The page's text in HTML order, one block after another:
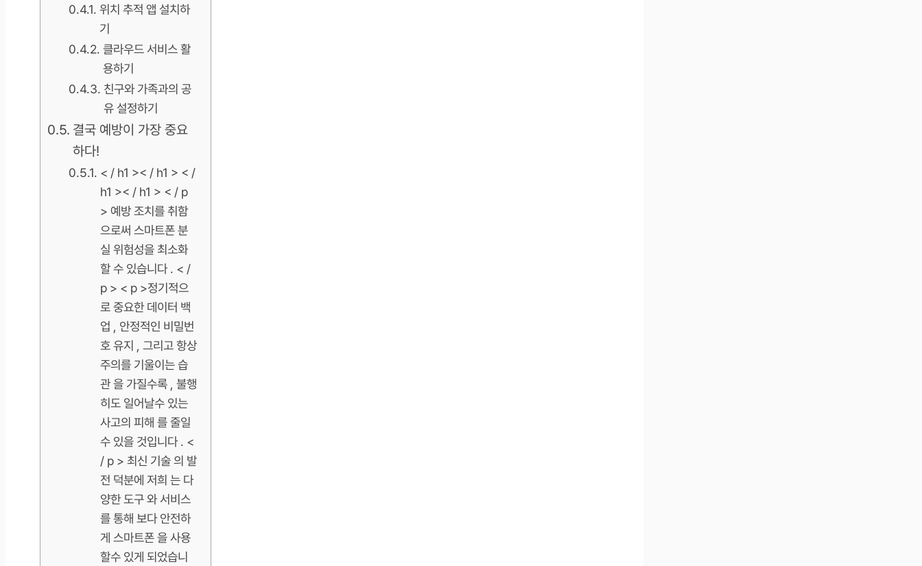
위치 추적 앱 설치하
기
클라우드 서비스 활
용하기
친구와 가족과의 공
유 설정하기
결국 예방이 가장 중요
하다!
< / h1 >< / h1 > < /
h1 >< / h1 > < / p
> 예방 조치를 취함
으로써 스마트폰 분
실 위험성을 최소화
할 수 있습니다 . < /
p > < p >정기적으
로 중요한 데이터 백
업 , 안정적인 비밀번
호 유지 , 그리고 항상
주의를 기울이는 습
관 을 가질수록 , 불행
히도 일어날수 있는
사고의 피해 를 줄일
수 있을 것입니다 . <
/ p > 최신 기술 의 발
전 덕분에 저희 는 다
양한 도구 와 서비스
를 통해 보다 안전하
게 스마트폰 을 사용
할수 있게 되었습니